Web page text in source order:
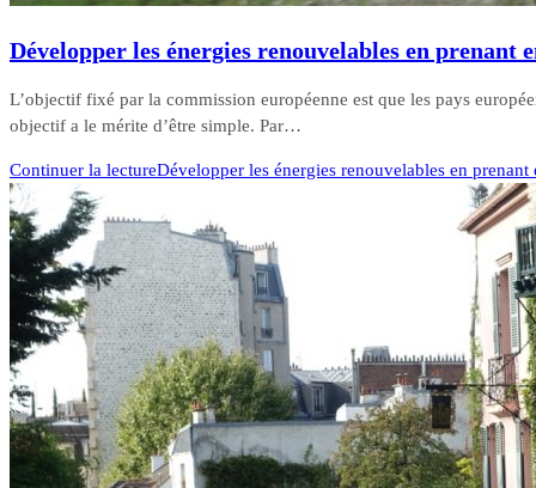
Développer les énergies renouvelables en prenant
L’objectif fixé par la commission européenne est que les pays
objectif a le mérite d’être simple. Par…
Continuer la lectureDévelopper les énergies renouvelables en